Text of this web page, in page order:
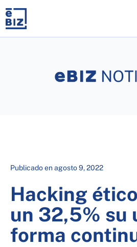
content
Publicado enagosto 9, 2022
Hacking
un 32,5% su
forma